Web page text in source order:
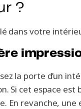
?
dans votre
la porte d’un
Si cet espace
En revanche,